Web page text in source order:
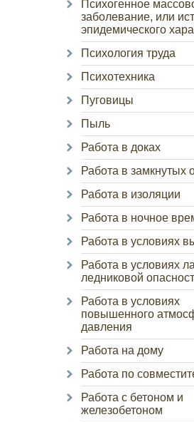
Психогенное
заболевание, или
эпидемического
Психология труда
Психотехника
Пуговицы
Пыль
Работа в доках
Работа в замкнутых
Работа в изоляции
Работа в ночное
Работа в условиях
Работа в условиях
ледниковой
Работа в условиях
повышенного
давления
Работа на дому
Работа по
Работа с бетоном и
железобетоном